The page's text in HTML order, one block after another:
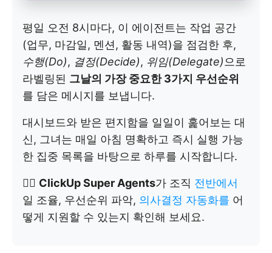
평일 오전 8시마다, 이 에이전트는 작업 공간
(업무, 마감일, 멘션, 활동 내역)을 점검한 후,
수행(Do), 결정(Decide), 위임(Delegate) 으로
라벨링된 그날의 가장 중요한 3가지 우선순위
를 담은 메시지를 보냅니다.
대시보드와 받은 편지함을 일일이 훑어보는 대
신, 그녀는 매일 아침 명확하고 즉시 실행 가능
한 집중 목록을 바탕으로 하루를 시작합니다.
👉🏼 ClickUp Super Agents가 조직 전반에서
일 조율, 우선순위 파악, 의사결정 자동화를 어
떻게 지원할 수 있는지 확인해 보세요.